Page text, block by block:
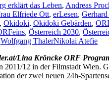
erklärt das Leben, Andreas
Elfriede Ott, erLesen,
, Okidoki, Okidoki Gebärden,
, Österreich 2030,
Wolfgang ThalerNikolai Atefie
ORF
12 in der Filmstadt Wien.
der zwei neuen 24h-